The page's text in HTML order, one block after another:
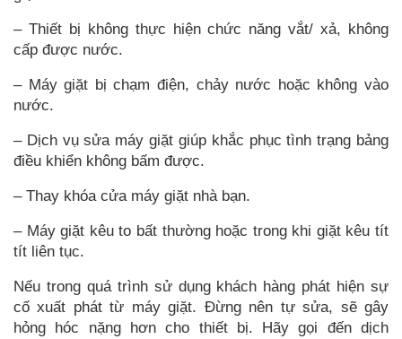
– Thiết bị không thực hiện chức năng vắt/ xả, không
cấp được nước.
– Máy giặt bị chạm điện, chảy nước hoặc không vào
nước.
– Dịch vụ sửa máy giặt giúp khắc phục tình trạng bảng
điều khiển không bấm được.
– Thay khóa cửa máy giặt nhà bạn.
– Máy giặt kêu to bất thường hoặc trong khi giặt kêu tít
tít liên tục.
Nếu trong quá trình sử dụng khách hàng phát hiện sự
cố xuất phát từ máy giặt. Đừng nên tự sửa, sẽ gây
hỏng hóc nặng hơn cho thiết bị. Hãy gọi đến dịch